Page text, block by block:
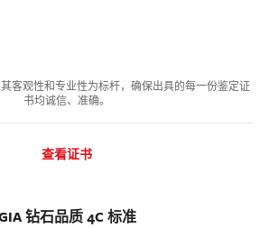
客观性和专业性为标杆，确保出具的每一份鉴定证
书均诚信、准确。
查看证书
钻石品质 4C 标准